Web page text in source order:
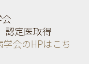
認定医取得
会のHPはこち